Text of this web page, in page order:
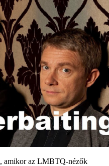
, amikor az LMBTQ-nézők